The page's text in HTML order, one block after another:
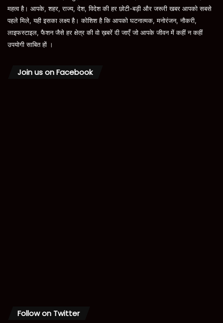
महत्व है। आपके, शहर, राज्य, देश, विदेश की हर छोटी-बड़ी और जरूरी खबर आपको सबसे
पहले मिले, यही इसका लक्ष्य है। कोशिश है कि आपको घटनात्मक, मनोरंजन, नौकरी,
लाइफस्टाइल, फैशन जैसे हर क्षेत्र की वो ख़बरें दी जाएँ जो आपके जीवन में कहीं न कहीं
उपयोगी साबित हों ।
Join us on Facebook
Follow on Twitter